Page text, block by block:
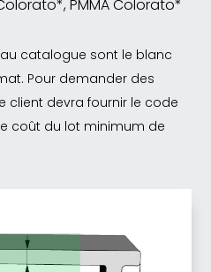
PMMA Colorato*
catalogue sont le blanc
Pour demander des
client devra fournir le code
coût du lot minimum de